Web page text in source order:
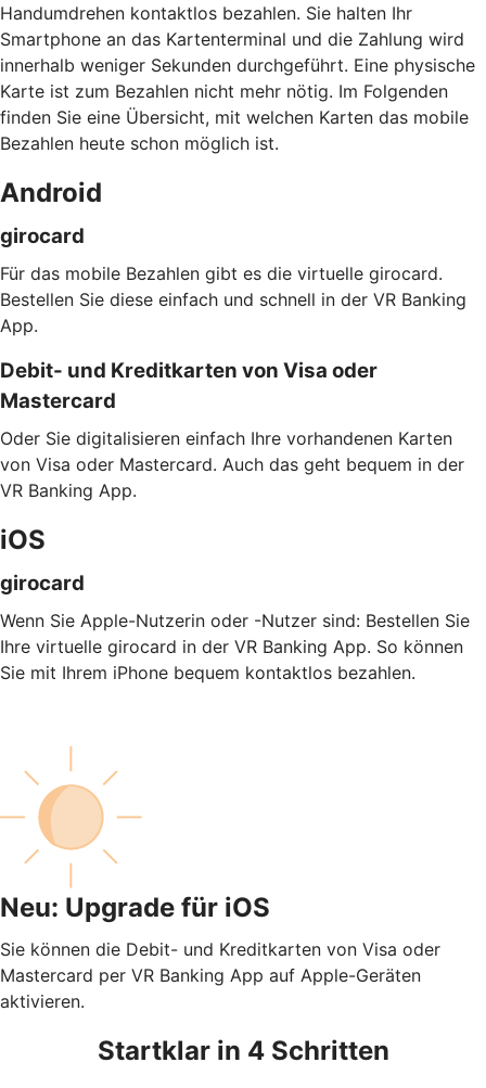
Handumdrehen kontaktlos bezahlen. Sie halten Ihr
Smartphone an das Kartenterminal und die Zahlung wird
innerhalb weniger Sekunden durchgeführt. Eine physische
Karte ist zum Bezahlen nicht mehr nötig. Im Folgenden
finden Sie eine Übersicht, mit welchen Karten das mobile
Bezahlen heute schon möglich ist.
Android
girocard
Für das mobile Bezahlen gibt es die virtuelle girocard.
Bestellen Sie diese einfach und schnell in der VR Banking
App.
Debit- und Kreditkarten von Visa oder
Mastercard
Oder Sie digitalisieren einfach Ihre vorhandenen Karten
von Visa oder Mastercard. Auch das geht bequem in der
VR Banking App.
iOS
girocard
Wenn Sie Apple-Nutzerin oder -Nutzer sind: Bestellen Sie
Ihre virtuelle girocard in der VR Banking App. So können
Sie mit Ihrem iPhone bequem kontaktlos bezahlen.
Neu: Upgrade für iOS
Sie können die Debit- und Kreditkarten von Visa oder
Mastercard per VR Banking App auf Apple-Geräten
aktivieren.
Startklar in 4 Schritten